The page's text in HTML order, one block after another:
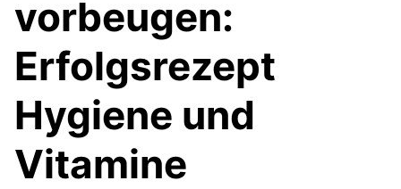
vorbeugen:
Erfolgsrezept
Hygiene und
Vitamine